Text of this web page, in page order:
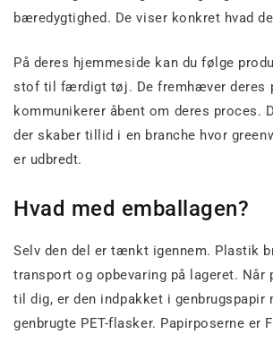
bæredygtighed. De viser konkret hvad
På deres hjemmeside kan du følge
stof til færdigt tøj. De fremhæver deres
kommunikerer åbent om deres proces.
der skaber tillid i en branche hvor
er udbredt.
Hvad med emballagen?
Selv den del er tænkt igennem. Plastik
transport og opbevaring på lageret. Når
til dig, er den indpakket i genbrugspapir
genbrugte PET-flasker. Papirposerne er